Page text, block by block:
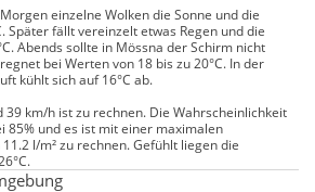
einzelne Wolken die Sonne und die
Später fällt vereinzelt etwas Regen und die
Abends sollte in Mössna der Schirm nicht
bei Werten von 18 bis zu 20°C. In der
kühlt sich auf 16°C ab.
39 km/h ist zu rechnen. Die Wahrscheinlichkeit
85% und es ist mit einer maximalen
l/m² zu rechnen. Gefühlt liegen die